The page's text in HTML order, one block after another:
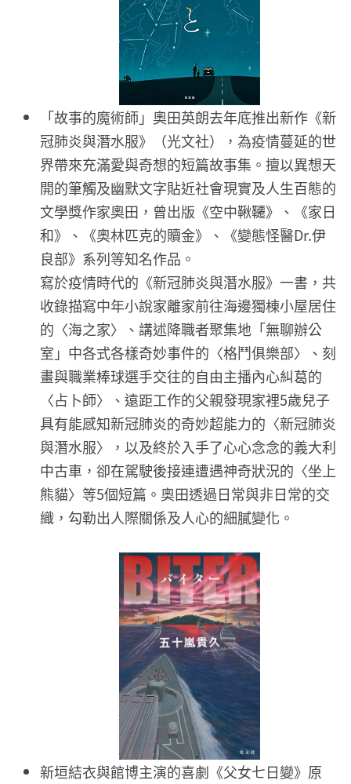
「故事的魔術師」奧田英朗去年底推出新作《新
冠肺炎與潛水服》（光文社），為疫情蔓延的世
界帶來充滿愛與奇想的短篇故事集。擅以異想天
開的筆觸及幽默文字貼近社會現實及人生百態的
文學獎作家奧田，曾出版《空中鞦韆》、《家日
和》、《奧林匹克的贖金》、《變態怪醫Dr.伊
良部》系列等知名作品。
寫於疫情時代的《新冠肺炎與潛水服》一書，共
收錄描寫中年小說家離家前往海邊獨棟小屋居住
的〈海之家〉、講述降職者聚集地「無聊辦公
室」中各式各樣奇妙事件的〈格鬥俱樂部〉、刻
畫與職業棒球選手交往的自由主播內心糾葛的
〈占卜師〉、遠距工作的父親發現家裡5歲兒子
具有能感知新冠肺炎的奇妙超能力的〈新冠肺炎
與潛水服〉，以及終於入手了心心念念的義大利
中古車，卻在駕駛後接連遭遇神奇狀況的〈坐上
熊貓〉等5個短篇。奧田透過日常與非日常的交
織，勾勒出人際關係及人心的細膩變化。
新垣結衣與館博主演的喜劇《父女七日變》原